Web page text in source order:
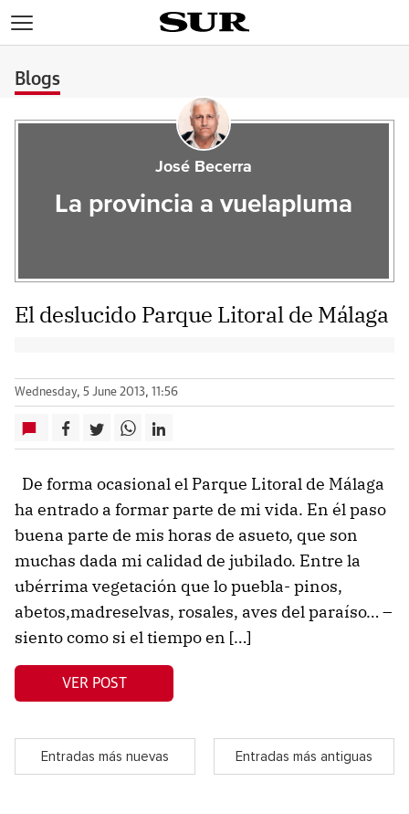
Blogs
José Becerra
La provincia a vuelapluma
El deslucido Parque Litoral de Málaga
Wednesday, 5 June 2013, 11:56
De forma ocasional el Parque Litoral de Málaga
ha entrado a formar parte de mi vida. En él paso
buena parte de mis horas de asueto, que son
muchas dada mi calidad de jubilado. Entre la
ubérrima vegetación que lo puebla- pinos,
abetos,madreselvas, rosales, aves del paraíso… –
siento como si el tiempo en […]
VER POST
Entradas más nuevas Entradas más antiguas